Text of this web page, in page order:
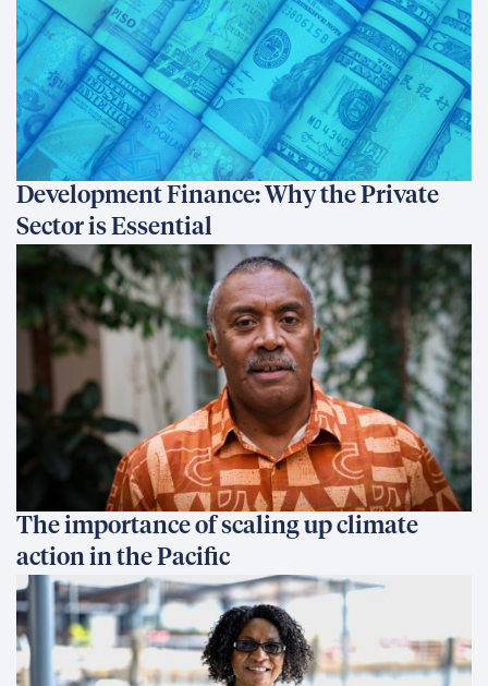
Development Finance: Why the Private
Sector is Essential
The importance of scaling up climate
action in the Pacific